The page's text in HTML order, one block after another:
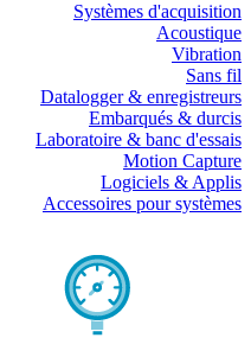
Systèmes d'acquisition
Acoustique
Vibration
Sans fil
Datalogger & enregistreurs
Embarqués & durcis
Laboratoire & banc d'essais
Motion Capture
Logiciels & Applis
Accessoires pour systèmes